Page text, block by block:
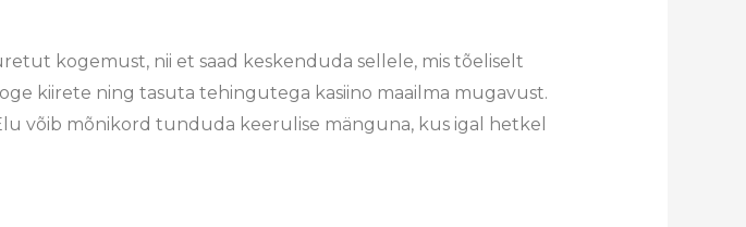
kogemust, nii et saad keskenduda sellele, mis tõeliselt
kiirete ning tasuta tehingutega kasiino maailma mugavust.
võib mõnikord tunduda keerulise mänguna, kus igal hetkel